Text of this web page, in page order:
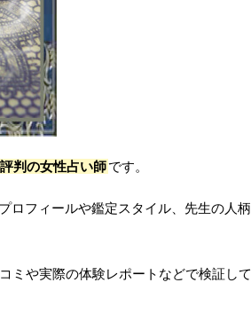
判の女性占い師です。
ロフィールや鑑定スタイル、先生の人柄
ミや実際の体験レポートなどで検証して